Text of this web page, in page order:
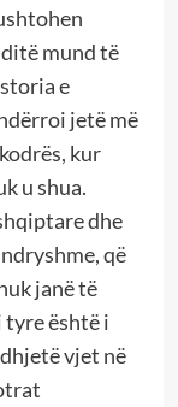
ditë mund të
e
jetë më
kur
u shua.
dhe
që
janë të
është i
vjet në